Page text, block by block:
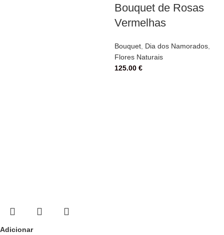
Bouquet de Rosas
Vermelhas
Bouquet Dia dos Namorados
Flores Naturais
125.00 €
Adicionar